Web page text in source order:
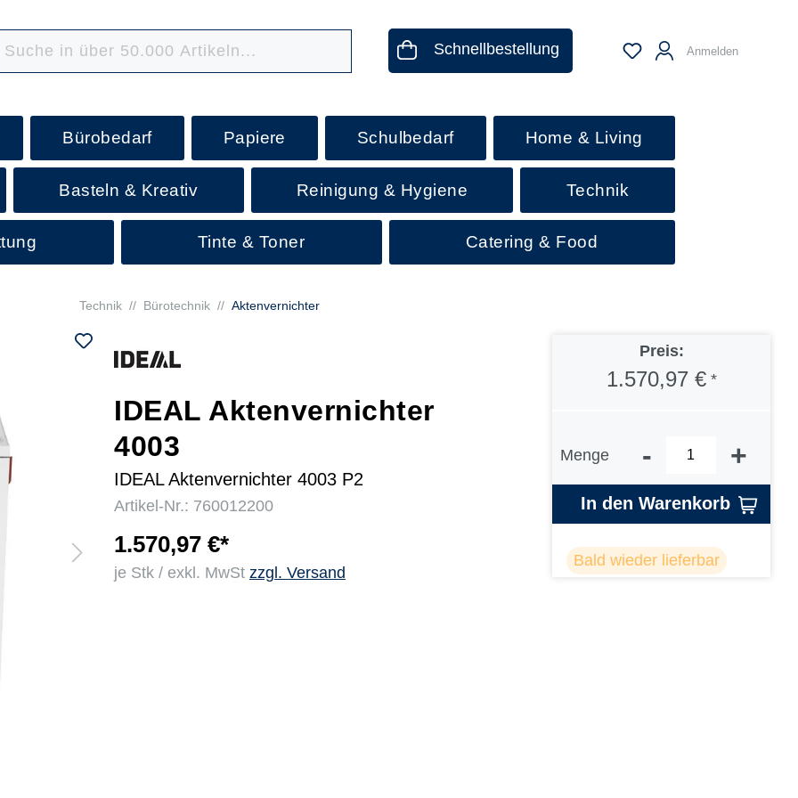
Schnellbestellung Anmelden
Bürobedarf Papiere Schulbedarf Home & Living
Basteln & Kreativ Reinigung & Hygiene Technik
Tinte & Toner Catering & Food
Technik // Bürotechnik // Aktenvernichter
IDEAL Aktenvernichter
4003
IDEAL Aktenvernichter 4003 P2
Artikel-Nr.: 760012200
1.570,97 €*
je Stk / exkl. MwSt zzgl. Versand
Preis:
1.570,97 €*
Menge - +
In den Warenkorb
Bald wieder lieferbar